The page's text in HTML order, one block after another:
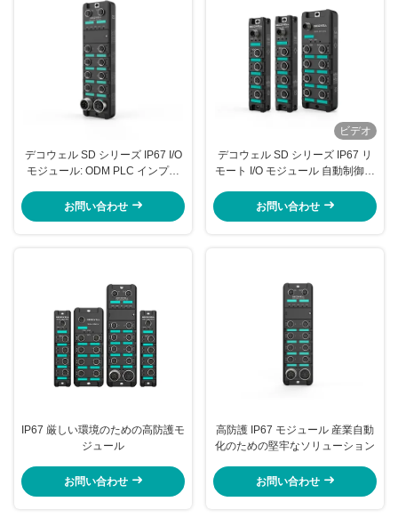
デコウェル SD シリーズ IP67 I/O
モジュール: ODM PLC インプッ
ーモジュール
お問い合わせ
ビデオ
デコウェル SD シリーズ IP67 リ
モート I/O モジュール 自動制御の
お問い合わせ
IP67 厳しい環境のための高防護モ
ジュール
お問い合わせ
高防護 IP67 モジュール 産業自動
化のための堅牢なソリューション
お問い合わせ